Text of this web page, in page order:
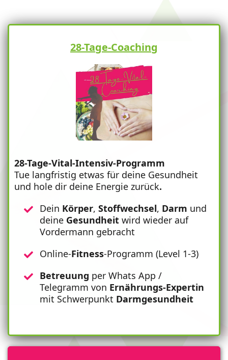
28-Tage-Coaching
28-Tage-Vital-Intensiv-Programm
Tue langfristig etwas für deine Gesundheit
und hole dir deine Energie zurück.
Dein Körper, Stoffwechsel, Darm und
deine Gesundheit wird wieder auf
Vordermann gebracht
Online-Fitness-Programm (Level 1-3)
Betreuung per Whats App /
Telegramm von Ernährungs-Expertin
mit Schwerpunkt Darmgesundheit